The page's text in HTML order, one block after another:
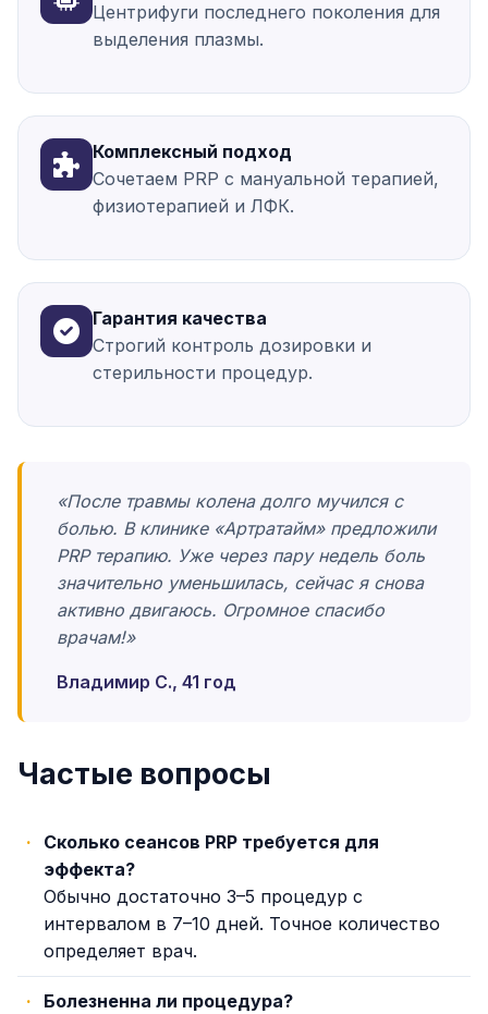
Центрифуги последнего поколения для
выделения плазмы.
Комплексный подход
Сочетаем PRP с мануальной терапией,
физиотерапией и ЛФК.
Гарантия качества
Строгий контроль дозировки и
стерильности процедур.
«После травмы колена долго мучился с
болью. В клинике «Артратайм» предложили
PRP терапию. Уже через пару недель боль
значительно уменьшилась, сейчас я снова
активно двигаюсь. Огромное спасибо
врачам!»
Владимир С., 41 год
Частые вопросы
Сколько сеансов PRP требуется для
эффекта?
Обычно достаточно 3–5 процедур с
интервалом в 7–10 дней. Точное количество
определяет врач.
Болезненна ли процедура?